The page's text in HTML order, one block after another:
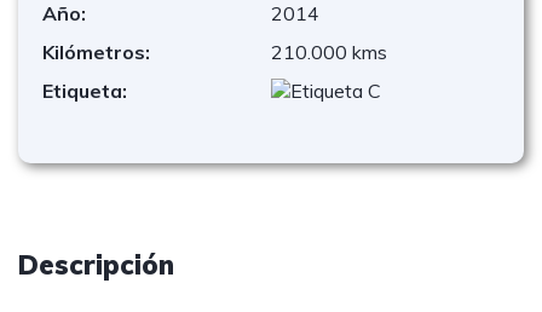
Año:
2014
Kilómetros:
210.000 kms
Etiqueta:
Descripción